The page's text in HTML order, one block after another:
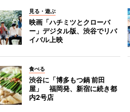
見る・遊ぶ
映画「ハチミツとクローバ
ー」デジタル版、渋谷でリバ
イバル上映
食べる
渋谷に「博多もつ鍋 前田
屋」 福岡発、新宿に続き都
内2号店